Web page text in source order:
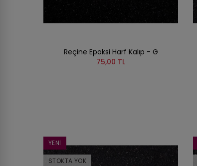
Reçine Epoksi Harf Kalıp - G
75,00 TL
YENI
STOKTA YOK